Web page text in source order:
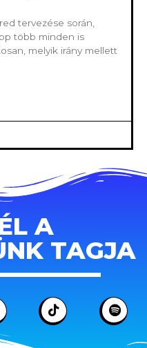
tervezése során,
több minden is
melyik irány mellett
A
TAGJA